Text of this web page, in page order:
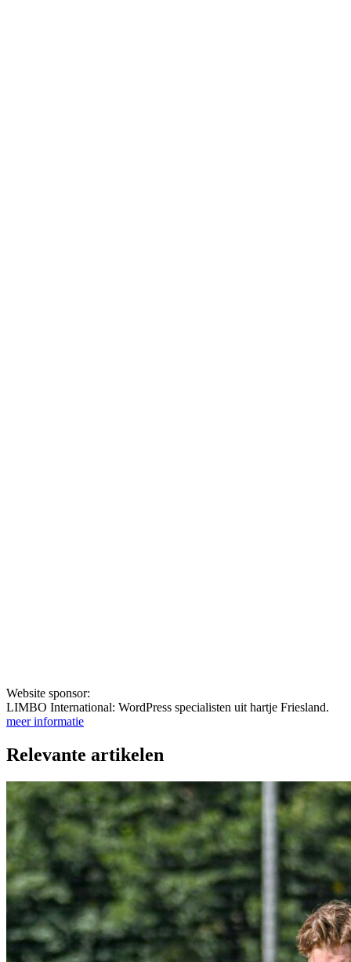
Website sponsor:
LIMBO International: WordPress specialisten uit hartje Friesland.
meer informatie
Relevante artikelen